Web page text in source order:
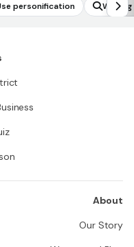
personification
Writing
nstrate
About
Our Story